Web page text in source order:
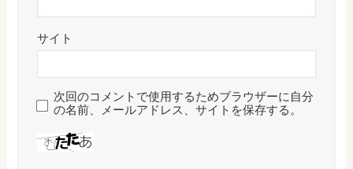
サイト
次回のコメントで使用するためブラウザーに自分
の名前、メールアドレス、サイトを保存する。